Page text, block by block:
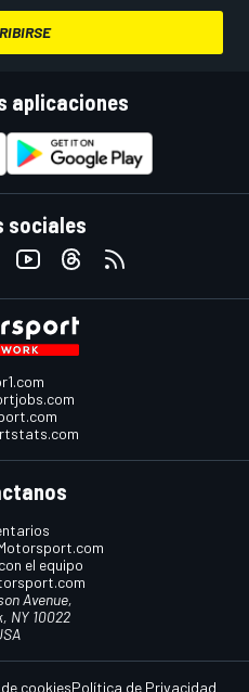
aplicaciones
sociales
el equipo
Avenue,
NY 10022
cookiesPolítica de Privacidad